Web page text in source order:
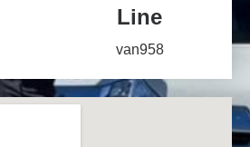
Line
van958